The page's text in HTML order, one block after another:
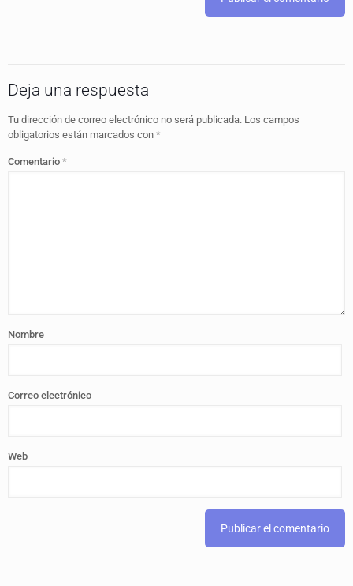
Deja una respuesta
Tu dirección de correo electrónico no será publicada. Los campos
obligatorios están marcados con *
Comentario *
Nombre
Correo electrónico
Web